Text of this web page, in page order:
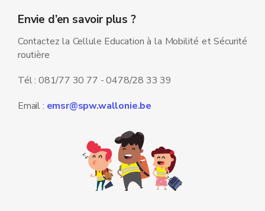
Envie d’en savoir plus ?
Contactez la Cellule Education à la Mobilité et Sécurité
routière
Tél : 081/77 30 77 - 0478/28 33 39
Email : emsr@spw.wallonie.be